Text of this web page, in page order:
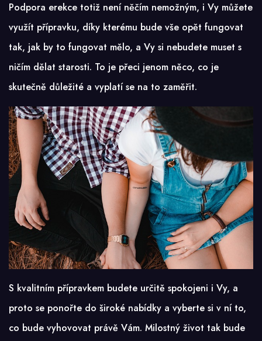
Podpora erekce totiž není něčím nemožným, i Vy můžete
využít přípravku, díky kterému bude vše opět fungovat
tak, jak by to fungovat mělo, a Vy si nebudete muset s
ničím dělat starosti. To je přeci jenom něco, co je
skutečně důležité a vyplatí se na to zaměřit.
S kvalitním přípravkem budete určitě spokojeni i Vy, a
proto se ponořte do široké nabídky a vyberte si v ní to,
co bude vyhovovat právě Vám. Milostný život tak bude